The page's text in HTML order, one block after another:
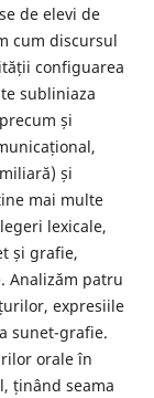
de elevi de
cum discursul
configuarea
subliniaza
și
și
mai multe
lexicale,
și grafie,
Analizăm patru
expresiile
sunet-grafie.
orale în
ținând seama